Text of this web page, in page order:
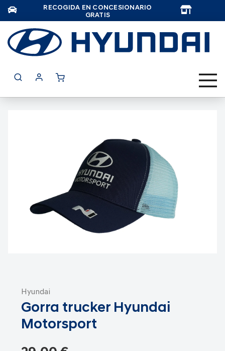
RECOGIDA EN CONCESIONARIO
GRATIS
Hyundai
Gorra trucker Hyundai
Motorsport
imágenes
comienzo
galería